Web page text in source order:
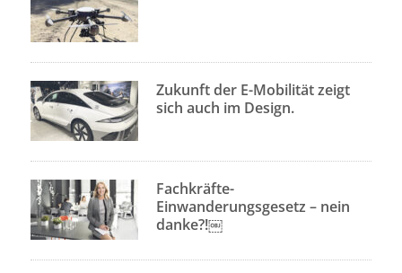
Zukunft der E-Mobilität zeigt
sich auch im Design.
Fachkräfte-
Einwanderungsgesetz – nein
danke?!￼